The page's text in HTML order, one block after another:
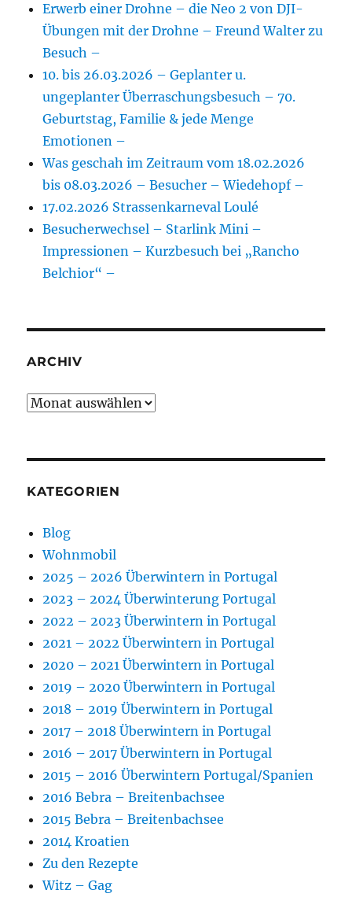
Erwerb einer Drohne – die Neo 2 von DJI-
Übungen mit der Drohne – Freund Walter zu
Besuch –
10. bis 26.03.2026 – Geplanter u.
ungeplanter Überraschungsbesuch – 70.
Geburtstag, Familie & jede Menge
Emotionen –
Was geschah im Zeitraum vom 18.02.2026
bis 08.03.2026 – Besucher – Wiedehopf –
17.02.2026 Strassenkarneval Loulé
Besucherwechsel – Starlink Mini –
Impressionen – Kurzbesuch bei „Rancho
Belchior“ –
ARCHIV
Archiv
KATEGORIEN
Blog
Wohnmobil
2025 – 2026 Überwintern in Portugal
2023 – 2024 Überwinterung Portugal
2022 – 2023 Überwintern in Portugal
2021 – 2022 Überwintern in Portugal
2020 – 2021 Überwintern in Portugal
2019 – 2020 Überwintern in Portugal
2018 – 2019 Überwintern in Portugal
2017 – 2018 Überwintern in Portugal
2016 – 2017 Überwintern in Portugal
2015 – 2016 Überwintern Portugal/Spanien
2016 Bebra – Breitenbachsee
2015 Bebra – Breitenbachsee
2014 Kroatien
Zu den Rezepte
Witz – Gag